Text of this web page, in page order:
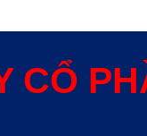
nhà ở hoặc bất kỳ
ngôi nhà thường
quyết định bởi các nhân
CỔ